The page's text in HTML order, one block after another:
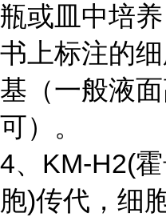
瓶或皿中培
书上标注的
基（一般液
可）。
4、KM-H2(
胞)传代，细